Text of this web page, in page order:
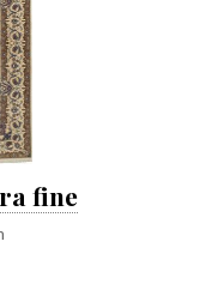
fine